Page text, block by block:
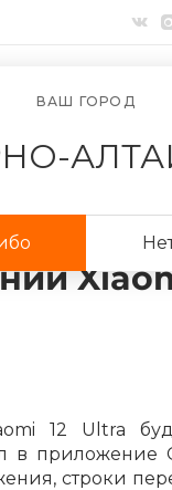
ВАШ ГОРОД
АКЦИИ
Xiaomi с Leica
12 Ultra
в приложение
строки